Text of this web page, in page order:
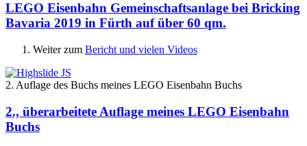
LEGO Eisenbahn Gemeinschaftsanlage bei Bricking
Bavaria 2019 in Fürth auf über 60 qm.
Weiter zum Bericht und vielen Videos
2. Auflage des Buchs meines LEGO Eisenbahn Buchs
2., überarbeitete Auflage meines LEGO Eisenbahn
Buchs